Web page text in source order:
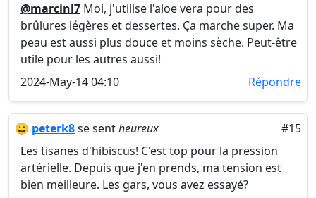
@marcinl7 Moi, j'utilise l'aloe vera pour des
brûlures légères et dessertes. Ça marche super. Ma
peau est aussi plus douce et moins sèche. Peut-être
utile pour les autres aussi!
2024-May-14 04:10
Répondre
😀 peterk8se sentheureux
#15
Les tisanes d'hibiscus! C'est top pour la pression
artérielle. Depuis que j'en prends, ma tension est
bien meilleure. Les gars, vous avez essayé?